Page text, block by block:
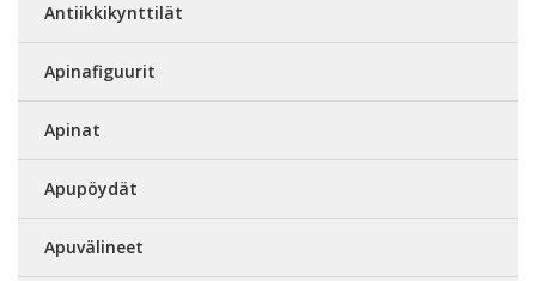
Antiikkikynttilät
Apinafiguurit
Apinat
Apupöydät
Apuvälineet